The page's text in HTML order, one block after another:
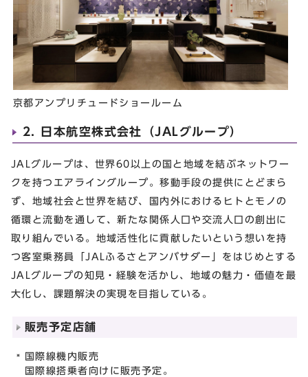
京都アンプリチュードショールーム
2. 日本航空株式会社（JALグループ）
JALグループは、世界60以上の国と地域を結ぶネットワー
クを持つエアライングループ。移動手段の提供にとどまら
ず、地域社会と世界を結び、国内外におけるヒトとモノの
循環と流動を通して、新たな関係人口や交流人口の創出に
取り組んでいる。地域活性化に貢献したいという想いを持
つ客室乗務員「JALふるさとアンバサダー」をはじめとする
JALグループの知見・経験を活かし、地域の魅力・価値を最
大化し、課題解決の実現を目指している。
販売予定店舗
国際線機内販売
国際線搭乗者向けに販売予定。